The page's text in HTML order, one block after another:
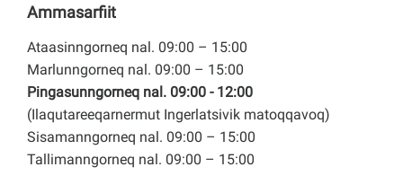
Ammasarfiit
Ataasinngorneq nal. 09:00 – 15:00
Marlunngorneq nal. 09:00 – 15:00
Pingasunngorneq nal. 09:00 - 12:00
(Ilaqutareeqarnermut Ingerlatsivik matoqqavoq)
Sisamanngorneq nal. 09:00 – 15:00
Tallimanngorneq nal. 09:00 – 15:00